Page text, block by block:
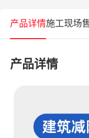
产品详情施工现场
产品详情